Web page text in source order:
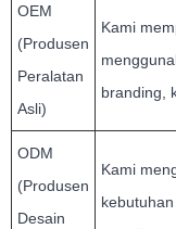
OEM
(Produsen
Peralatan
Asli)
Kami
branding,
ODM
(Produsen
Desain
Kami